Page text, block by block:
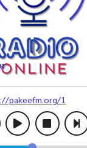
pakeefm.org/1